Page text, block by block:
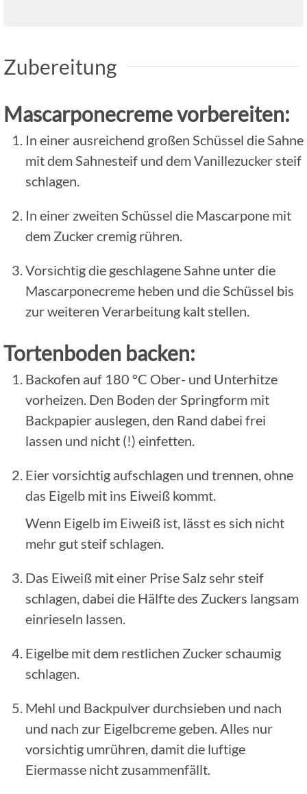
Zubereitung
Mascarponecreme vorbereiten:
In einer ausreichend großen Schüssel die Sahne
mit dem Sahnesteif und dem Vanillezucker steif
schlagen.
In einer zweiten Schüssel die Mascarpone mit
dem Zucker cremig rühren.
Vorsichtig die geschlagene Sahne unter die
Mascarponecreme heben und die Schüssel bis
zur weiteren Verarbeitung kalt stellen.
Tortenboden backen:
Backofen auf 180 °C Ober- und Unterhitze
vorheizen. Den Boden der Springform mit
Backpapier auslegen, den Rand dabei frei
lassen und nicht (!) einfetten.
Eier vorsichtig aufschlagen und trennen, ohne
das Eigelb mit ins Eiweiß kommt.
Wenn Eigelb im Eiweiß ist, lässt es sich nicht
mehr gut steif schlagen.
Das Eiweiß mit einer Prise Salz sehr steif
schlagen, dabei die Hälfte des Zuckers langsam
einrieseln lassen.
Eigelbe mit dem restlichen Zucker schaumig
schlagen.
Mehl und Backpulver durchsieben und nach
und nach zur Eigelbcreme geben. Alles nur
vorsichtig umrühren, damit die luftige
Eiermasse nicht zusammenfällt.